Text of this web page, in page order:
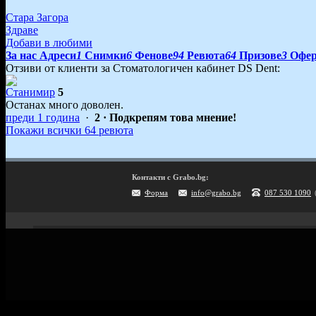
Стара Загора
Здраве
Добави в любими
За нас Адреси1 Снимки6 Фенове94 Ревюта64 Призове3
Отзиви от клиенти за Стоматологичен кабинет DS Dent:
Станимир 5
Останах много доволен.
преди 1 година · 2 · Подкрепям това мнение!
Покажи всички 64 ревюта
Контакти с Grabo.bg:
Форма
info@grabo.bg 087 530 1090